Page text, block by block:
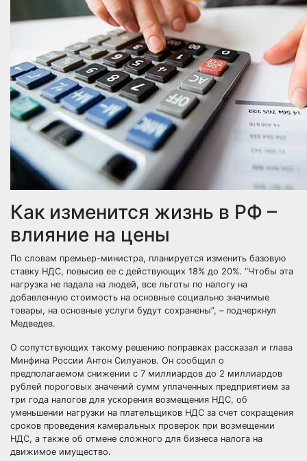
Как изменится жизнь в РФ –
влияние на цены
По словам премьер-министра, планируется изменить базовую
ставку НДС, повысив ее с действующих 18% до 20%. “Чтобы эта
нагрузка не падала на людей, все льготы по налогу на
добавленную стоимость на основные социально значимые
товары, на основные услуги будут сохранены”, – подчеркнул
Медведев.
О сопутствующих такому решению поправках рассказал и глава
Минфина России Антон Силуанов. Он сообщил о
предполагаемом снижении с 7 миллиардов до 2 миллиардов
рублей пороговых значений сумм уплаченных предприятием за
три года налогов для ускорения возмещения НДС, об
уменьшении нагрузки на плательщиков НДС за счет сокращения
сроков проведения камеральных проверок при возмещении
НДС, а также об отмене сложного для бизнеса налога на
движимое имущество.